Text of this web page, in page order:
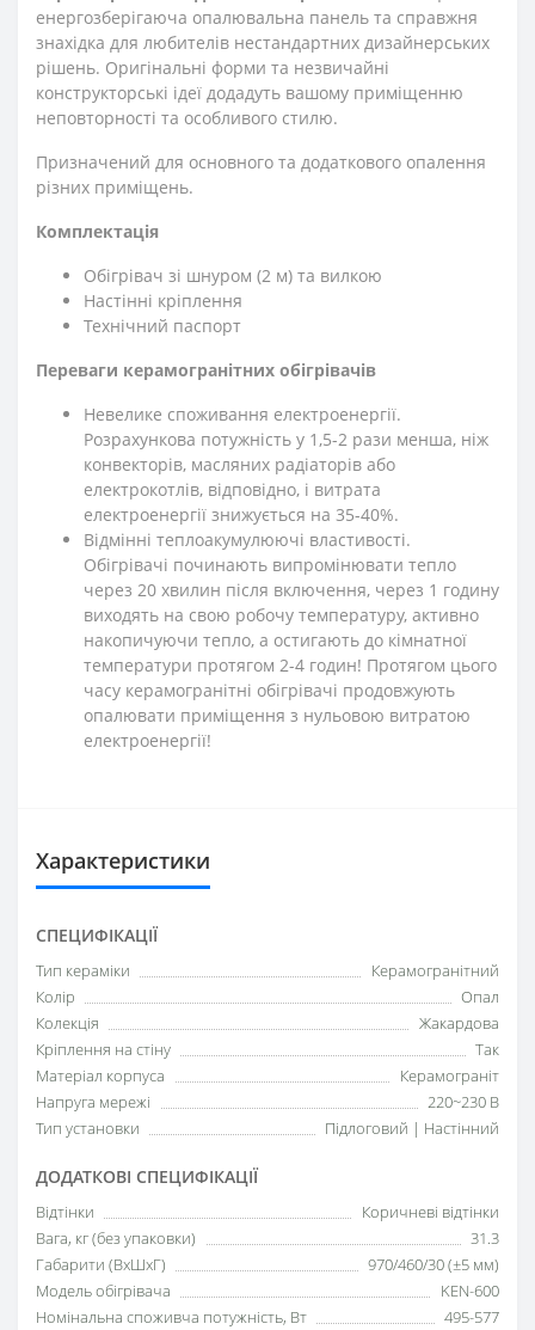
енергозберігаюча опалювальна панель та справжня
знахідка для любителів нестандартних дизайнерських
рішень. Оригінальні форми та незвичайні
конструкторські ідеї додадуть вашому приміщенню
неповторності та особливого стилю.
Призначений для основного та додаткового опалення
різних приміщень.
Комплектація
Обігрівач зі шнуром (2 м) та вилкою
Настінні кріплення
Технічний паспорт
Переваги керамогранітних обігрівачів
Невелике споживання електроенергії.
Розрахункова потужність у 1,5-2 рази менша, ніж
конвекторів, масляних радіаторів або
електрокотлів, відповідно, і витрата
електроенергії знижується на 35-40%.
Відмінні теплоакумулюючі властивості.
Обігрівачі починають випромінювати тепло
через 20 хвилин після включення, через 1 годину
виходять на свою робочу температуру, активно
накопичуючи тепло, а остигають до кімнатної
температури протягом 2-4 годин! Протягом цього
часу керамогранітні обігрівачі продовжують
опалювати приміщення з нульовою витратою
електроенергії!
Характеристики
СПЕЦИФІКАЦІЇ
Тип кераміки
Керамогранітний
Колір
Опал
Колекція
Жакардова
Кріплення на стіну
Так
Матеріал корпуса
Керамограніт
Напруга мережі
220~230 В
Тип установки
Підлоговий | Настінний
ДОДАТКОВІ СПЕЦИФІКАЦІЇ
Відтінки
Коричневі відтінки
Вага, кг (без упаковки)
31.3
Габарити (ВхШхГ)
970/460/30 (±5 мм)
Модель обігрівача
KEN-600
Номінальна споживча потужність, Вт
495-577